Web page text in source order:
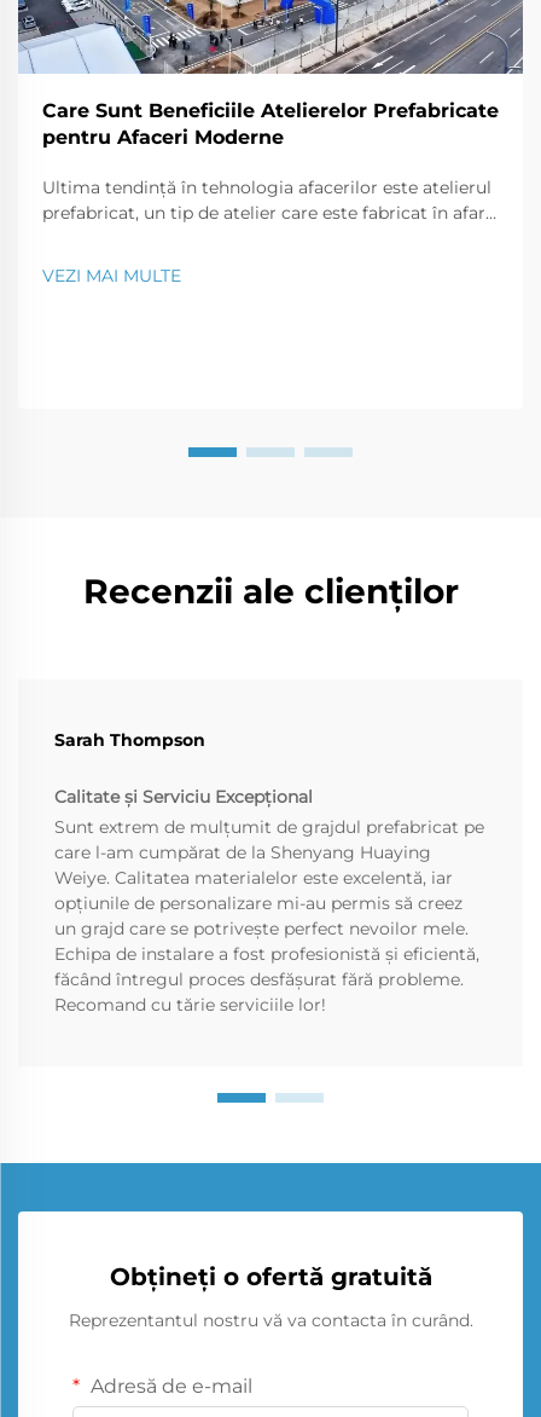
Care Sunt Beneficiile Atelierelor Prefabricate
pentru Afaceri Moderne
Ultima tendință în tehnologia afacerilor este atelierul
prefabricat, un tip de atelier care este fabricat în afara
construcție este o soluție perfectă pentru o...
VEZI MAI MULTE
Recenzii ale clienților
Sarah Thompson
Calitate și Serviciu Excepțional
Sunt extrem de mulțumit de grajdul prefabricat pe
care l-am cumpărat de la Shenyang Huaying
Weiye. Calitatea materialelor este excelentă, iar
opțiunile de personalizare mi-au permis să creez
un grajd care se potrivește perfect nevoilor mele.
Echipa de instalare a fost profesionistă și eficientă,
făcând întregul proces desfășurat fără probleme.
Recomand cu tărie serviciile lor!
Obțineți o ofertă gratuită
Reprezentantul nostru vă va contacta în curând.
Adresă de e-mail